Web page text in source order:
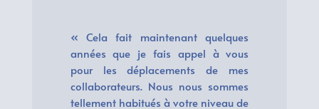
« Cela fait maintenant quelques
années que je fais appel à vous
pour les déplacements de mes
collaborateurs. Nous nous sommes
tellement habitués à votre niveau de